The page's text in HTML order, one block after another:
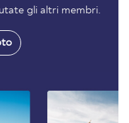
gli altri membri.